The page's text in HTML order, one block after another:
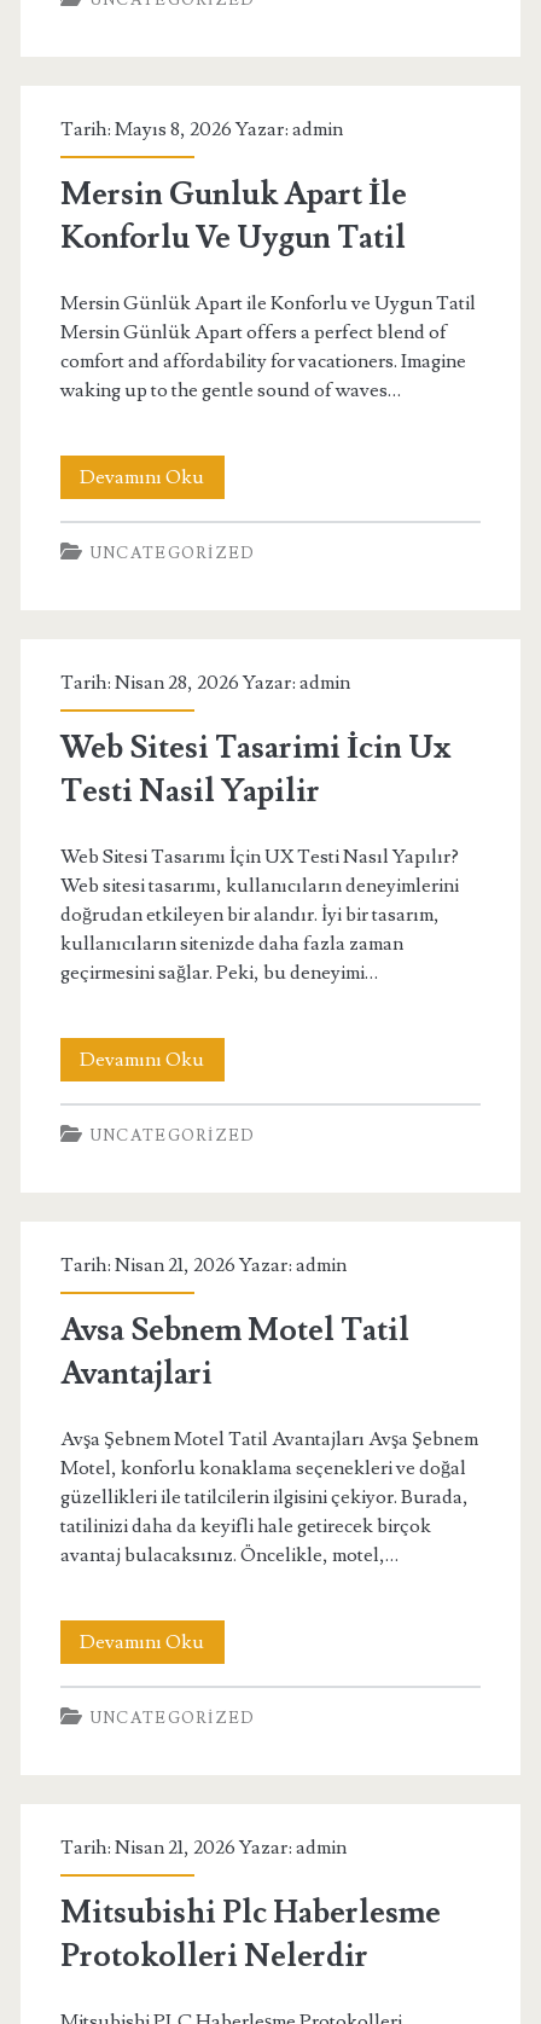
To
Dinner
Cruises
Tarih: Mayıs 8, 2026 Yazar: admin
Mersin Gunluk Apart İle
Konforlu Ve Uygun Tatil
Mersin Günlük Apart ile Konforlu ve Uygun Tatil
Mersin Günlük Apart offers a perfect blend of
comfort and affordability for vacationers. Imagine
waking up to the gentle sound of waves…
Devamını OkuMersin
Gunluk
Apart
Ve
Uygun
Tatil
UNCATEGORIZED
Tarih: Nisan 28, 2026 Yazar: admin
Web Sitesi Tasarimi İcin Ux
Testi Nasil Yapilir
Web Sitesi Tasarımı İçin UX Testi Nasıl Yapılır?
Web sitesi tasarımı, kullanıcıların deneyimlerini
doğrudan etkileyen bir alandır. İyi bir tasarım,
kullanıcıların sitenizde daha fazla zaman
geçirmesini sağlar. Peki, bu deneyimi…
Devamını OkuWeb
Sitesi
Tasarimi
Testi
Nasil
Yapilir
UNCATEGORIZED
Tarih: Nisan 21, 2026 Yazar: admin
Avsa Sebnem Motel Tatil
Avantajlari
Avşa Şebnem Motel Tatil Avantajları Avşa Şebnem
Motel, konforlu konaklama seçenekleri ve doğal
güzellikleri ile tatilcilerin ilgisini çekiyor. Burada,
tatilinizi daha da keyifli hale getirecek birçok
avantaj bulacaksınız. Öncelikle, motel,…
Devamını OkuAvsa
Sebnem
Motel
UNCATEGORIZED
Tarih: Nisan 21, 2026 Yazar: admin
Mitsubishi Plc Haberlesme
Protokolleri Nelerdir